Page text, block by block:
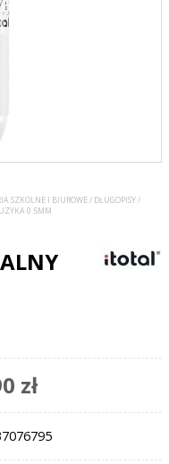
SZKOLNE I BIUROWE/ DŁUGOPISY/
0.5MM
zł